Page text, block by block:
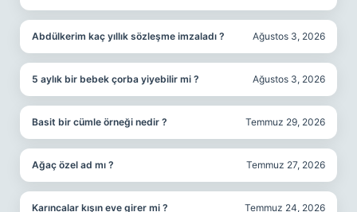
Abdülkerim kaç yıllık sözleşme imzaladı ? Ağustos 3, 2026
5 aylık bir bebek çorba yiyebilir mi ? Ağustos 3, 2026
Basit bir cümle örneği nedir ? Temmuz 29, 2026
Ağaç özel ad mı ? Temmuz 27, 2026
Karıncalar kışın eve girer mi ? Temmuz 24, 2026